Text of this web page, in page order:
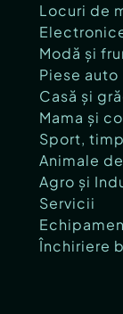
Locuri de
Modă și
Piese auto
Casă și
Mama și
Sport,
Animale
Agro și
Servicii
Închiriere